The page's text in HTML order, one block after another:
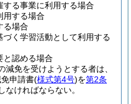
る事業に利用する場合
用する場合
る場合
く学習活動として利用する
と認める場合
減免を受けようとする者は、
申請書(様式第4号)を第2条
なければならない。